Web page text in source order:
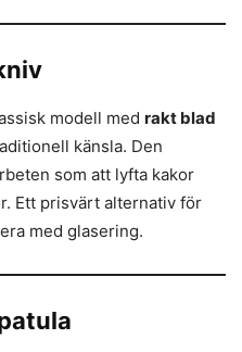
modell med rakt blad
känsla. Den
som att lyfta kakor
Ett prisvärt alternativ för
med glasering.